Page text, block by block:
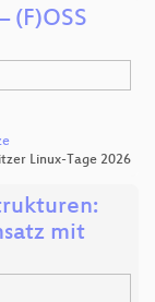
(F)OSS
Linux-Tage 2026
mit